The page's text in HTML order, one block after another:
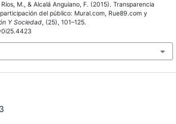
M., & Alcalá Anguiano, F. (2015). Transparencia
del público: Mural.com, Rue89.com y
Y Sociedad, (25), 101–125.